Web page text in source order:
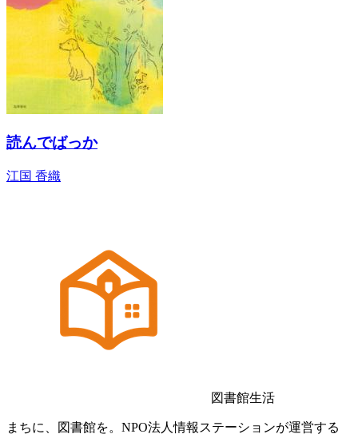
読んでばっか
江国 香織
図書館生活
まちに、図書館を。NPO法人情報ステーションが運営する